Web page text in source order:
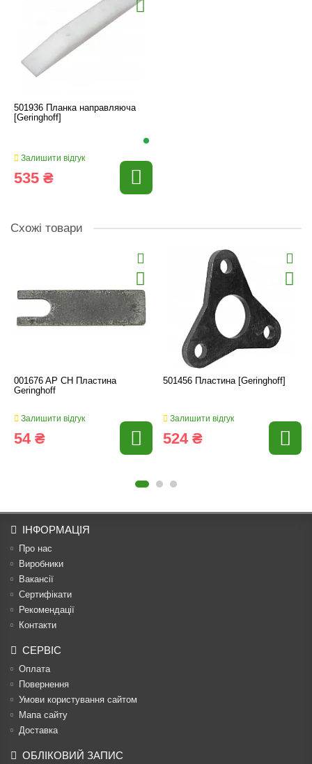
501936 Планка направляюча
[Geringhoff]
Залишити відгук
535 ₴
Схожі товари
001676 AP CH Пластина
Geringhoff
Залишити відгук
54 ₴
501456 Пластина [Geringhoff]
Залишити відгук
524 ₴
ІНФОРМАЦІЯ
Про нас
Виробники
Вакансії
Сертифікати
Рекомендації
Контакти
СЕРВІС
Оплата
Повернення
Умови користування сайтом
Мапа сайту
Доставка
ОБЛІКОВИЙ ЗАПИС